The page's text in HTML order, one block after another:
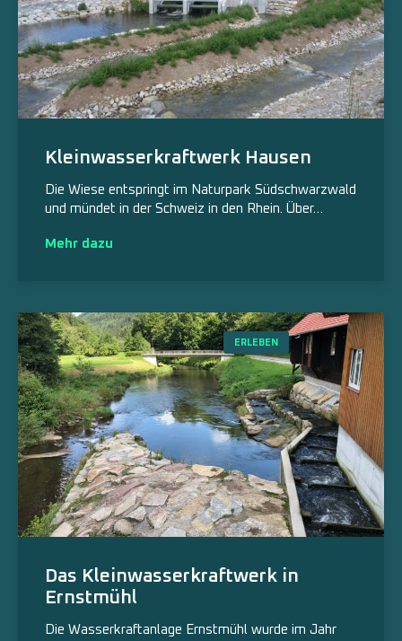
Kleinwasserkraftwerk Hausen
Die Wiese entspringt im Naturpark Südschwarzwald
und mündet in der Schweiz in den Rhein. Über…
Mehr dazu
ERLEBEN
Das Kleinwasserkraftwerk in
Ernstmühl
Die Wasserkraftanlage Ernstmühl wurde im Jahr